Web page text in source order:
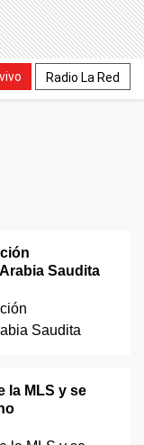
Radio La Red
Saudita
la MLS y se